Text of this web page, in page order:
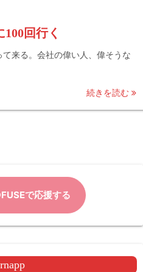
回行く
来る。会社の偉い人、偉そうな
続きを読む